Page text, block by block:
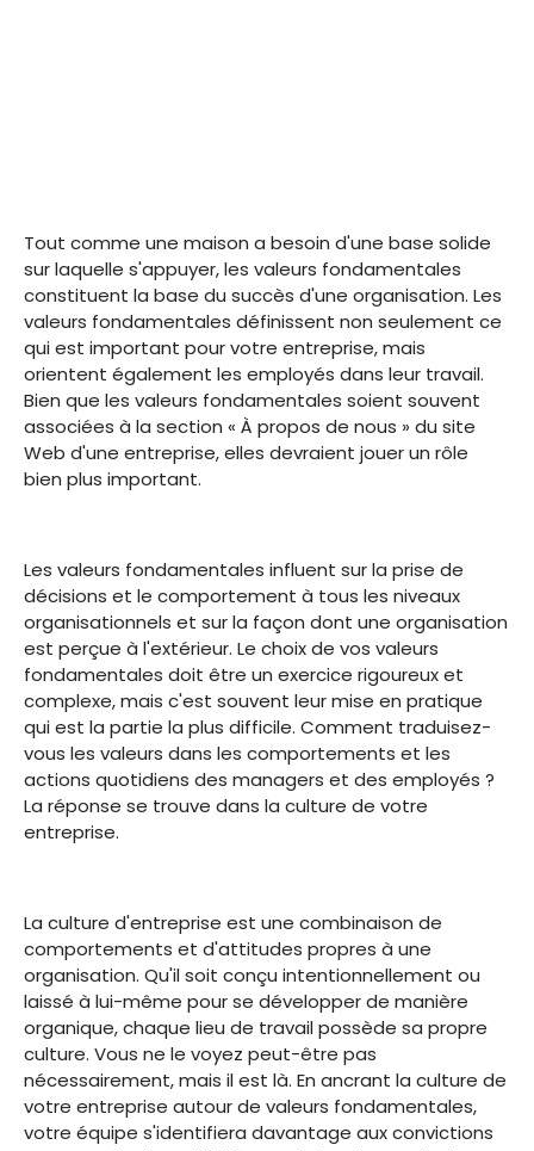
Tout comme une maison a besoin d'une base solide
sur laquelle s'appuyer, les valeurs fondamentales
constituent la base du succès d'une organisation. Les
valeurs fondamentales définissent non seulement ce
qui est important pour votre entreprise, mais
orientent également les employés dans leur travail.
Bien que les valeurs fondamentales soient souvent
associées à la section « À propos de nous » du site
Web d'une entreprise, elles devraient jouer un rôle
bien plus important.
Les valeurs fondamentales influent sur la prise de
décisions et le comportement à tous les niveaux
organisationnels et sur la façon dont une organisation
est perçue à l'extérieur. Le choix de vos valeurs
fondamentales doit être un exercice rigoureux et
complexe, mais c'est souvent leur mise en pratique
qui est la partie la plus difficile. Comment traduisez-
vous les valeurs dans les comportements et les
actions quotidiens des managers et des employés ?
La réponse se trouve dans la culture de votre
entreprise.
La culture d'entreprise est une combinaison de
comportements et d'attitudes propres à une
organisation. Qu'il soit conçu intentionnellement ou
laissé à lui-même pour se développer de manière
organique, chaque lieu de travail possède sa propre
culture. Vous ne le voyez peut-être pas
nécessairement, mais il est là. En ancrant la culture de
votre entreprise autour de valeurs fondamentales,
votre équipe s'identifiera davantage aux convictions